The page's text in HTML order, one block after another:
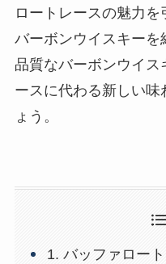
ロートレースの魅力
バーボンウイスキー
品質なバーボンウイ
ースに代わる新しい味
ょう。
1. バッファロー